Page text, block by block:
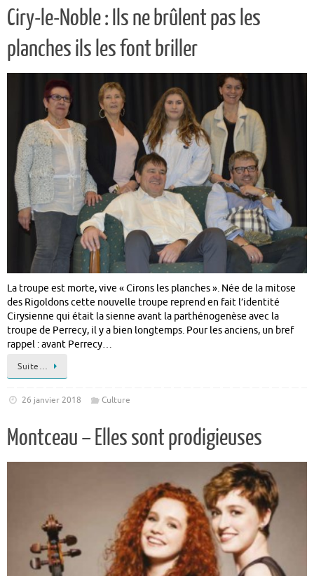
Ciry-le-Noble : Ils ne brûlent pas les
planches ils les font briller
La troupe est morte, vive « Cirons les planches ». Née de la mitose
des Rigoldons cette nouvelle troupe reprend en fait l’identité
Cirysienne qui était la sienne avant la parthénogenèse avec la
troupe de Perrecy, il y a bien longtemps. Pour les anciens, un bref
rappel : avant Perrecy…
Suite…
26 janvier 2018 Culture
Montceau – Elles sont prodigieuses